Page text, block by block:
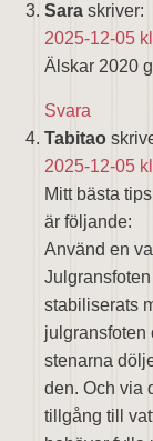
Sara skriver:
2025-12-05
Älskar 2020
Svara
Tabitao
2025-12-05
Mitt bästa
är följande:
Använd en
stabiliserats
julgransfoten
stenarna
den. Och via
tillgång till